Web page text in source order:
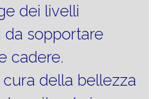
dei livelli
da sopportare
cadere.
della bellezza